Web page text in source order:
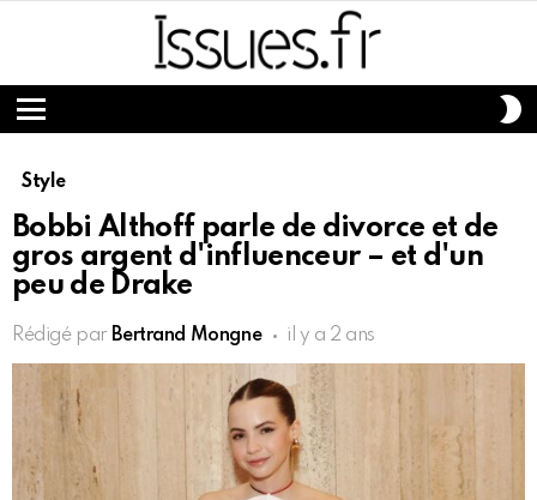
Menu
Style
Bobbi Althoff parle de divorce et de
gros argent d'influenceur – et d'un
peu de Drake
Rédigé par Bertrand Mongne il y a 2 ans